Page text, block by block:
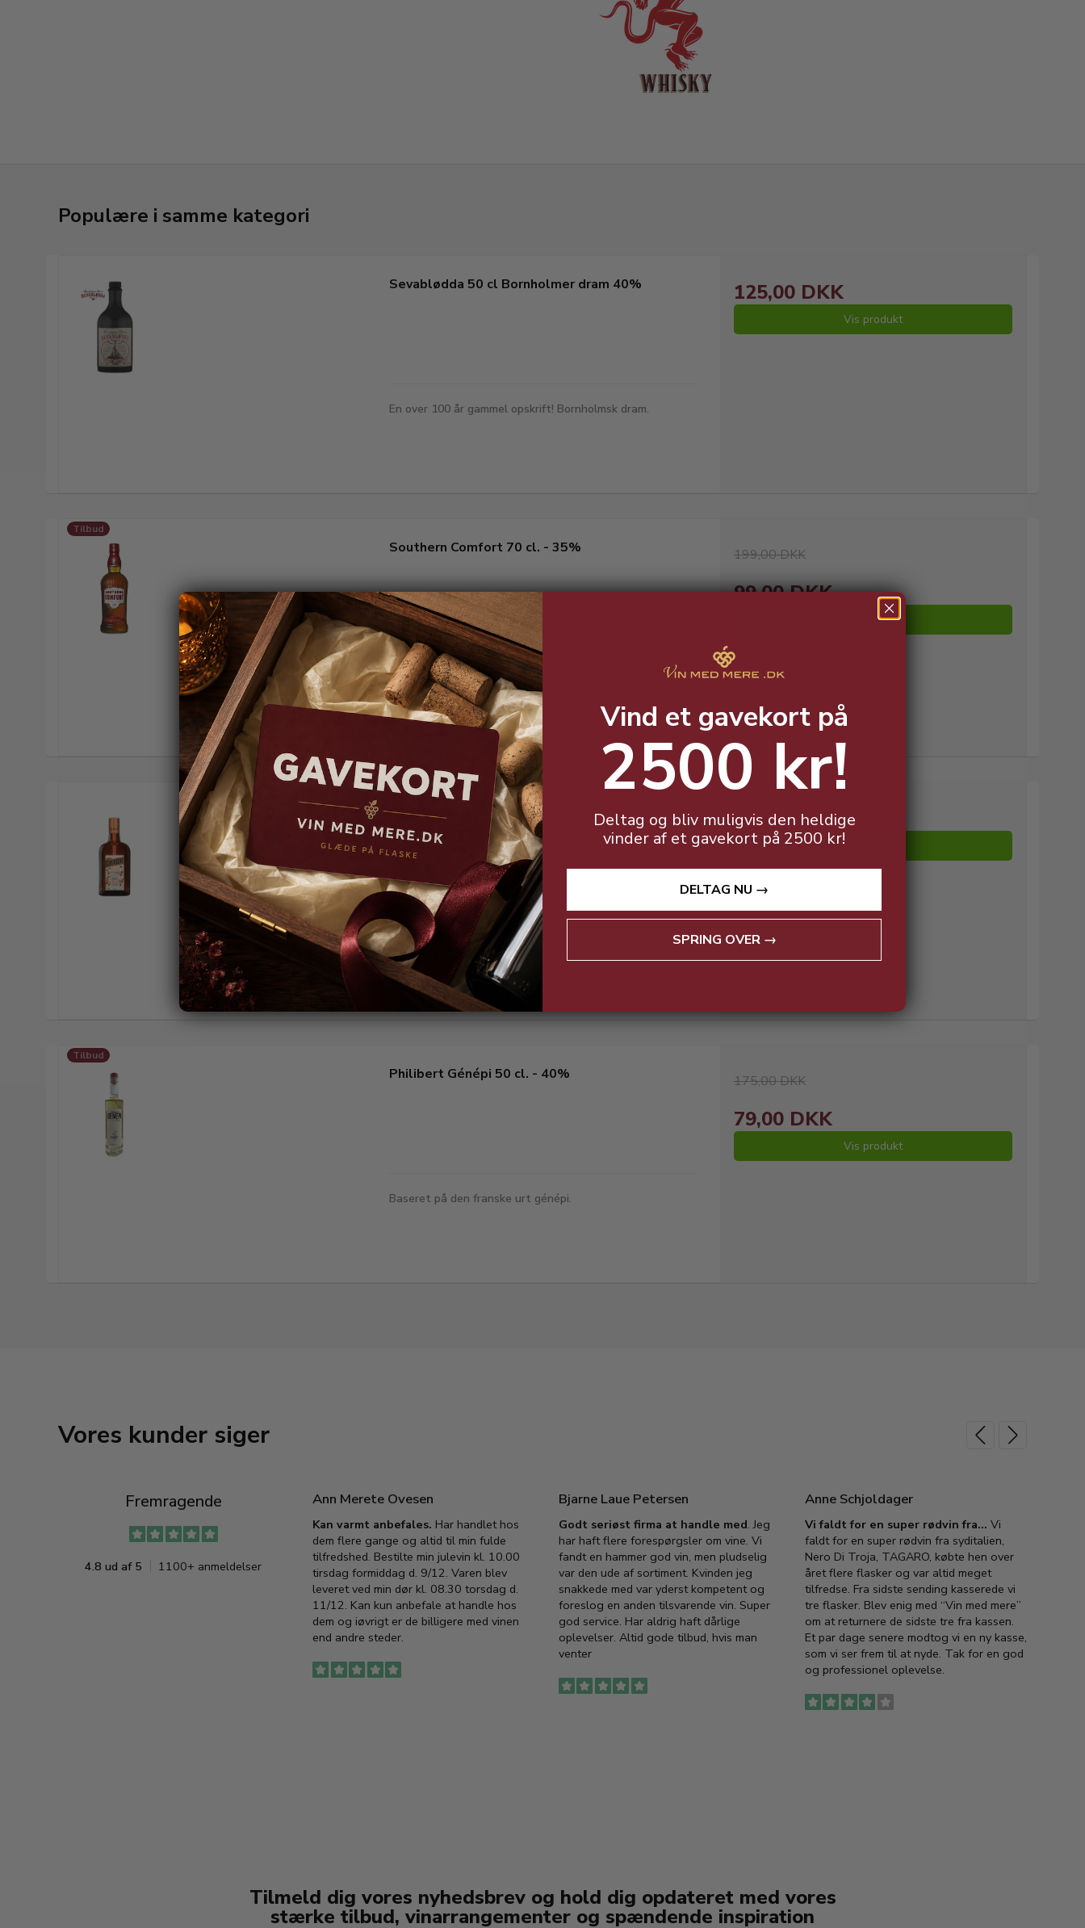
Populære i samme kategori
Sevablødda 50 cl Bornholmer dram 40%
En over 100 år gammel opskrift! Bornholmsk dram.
125,00 DKK
Vis produkt
Tilbud
Southern Comfort 70 cl. - 35%
Southern Comfort er perfekt til sødlige drinks!
199,00 DKK
99,00 DKK
Vis produkt
Cointreau 70 cl. - 40%
Den berømte triple sec.
149,00 DKK
Vis produkt
Tilbud
Philibert Génépi 50 cl. - 40%
Baseret på den franske urt génépi.
175,00 DKK
79,00 DKK
Vis produkt
Vores kunder siger
Fremragende
4.8 ud af 5 1100+ anmeldelser
Ann Merete Ovesen
Kan varmt anbefales. Har handlet hos
dem flere gange og altid til min fulde
tilfredshed. Bestilte min julevin kl. 10.00
tirsdag formiddag d. 9/12. Varen blev
leveret ved min dør kl. 08.30 torsdag d.
11/12. Kan kun anbefale at handle hos
dem og iøvrigt er de billigere med vinen
end andre steder.
Bjarne Laue Petersen
Godt seriøst firma at handle med. Jeg
har haft flere forespørgsler om vine. Vi
fandt en hammer god vin, men pludselig
var den ude af sortiment. Kvinden jeg
snakkede med var yderst kompetent og
foreslog en anden tilsvarende vin. Super
god service. Har aldrig haft dårlige
oplevelser. Altid gode tilbud, hvis man
venter
Anne Schjoldager
Vi faldt for en super rødvin fra… Vi
faldt for en super rødvin fra syditalien,
Nero Di Troja, TAGARO, købte hen over
året flere flasker og var altid meget
tilfredse. Fra sidste sending kasserede vi
tre flasker. Blev enig med “Vin med mere”
om at returnere de sidste tre fra kassen.
Et par dage senere modtog vi en ny kasse,
som vi ser frem til at nyde. Tak for en god
og professionel oplevelse.
Tilmeld dig vores nyhedsbrev og hold dig opdateret med vores
stærke tilbud, vinarrangementer og spændende inspiration
Vind et gavekort på
2500 kr!
Deltag og bliv muligvis den heldige
vinder af et gavekort på 2500 kr!
DELTAG NU →
SPRING OVER →